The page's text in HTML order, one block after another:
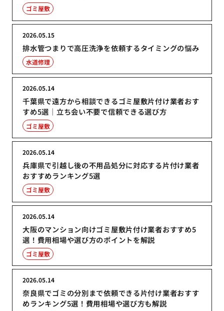
ゴミ屋敷
排水管つまりで高圧洗浄を依頼するタイミングの悩み
2026.05.15
水道修理
千葉県で遠方から相談できるゴミ屋敷片付け業者おす
すめ5選｜立ち会い不要で信頼できる選び方
2026.05.14
ゴミ屋敷
兵庫県で引越し後の不用品処分に対応する片付け業者
おすすめランキング5選
2026.05.14
ゴミ屋敷
大阪のマンション向けゴミ屋敷片付け業者おすすめ5
選！費用相場や選び方のポイントを解説
2026.05.14
ゴミ屋敷
奈良県でゴミの分別まで依頼できる片付け業者おすす
めランキング5選！費用相場や選び方も解説
2026.05.14